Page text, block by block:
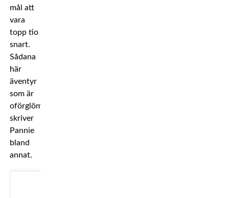
mål att
vara
topp tio
snart.
Sådana
här
äventyr
som är
oförglömliga,
skriver
Pannie
bland
annat.